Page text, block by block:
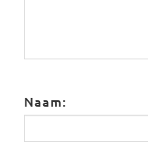
Naam: